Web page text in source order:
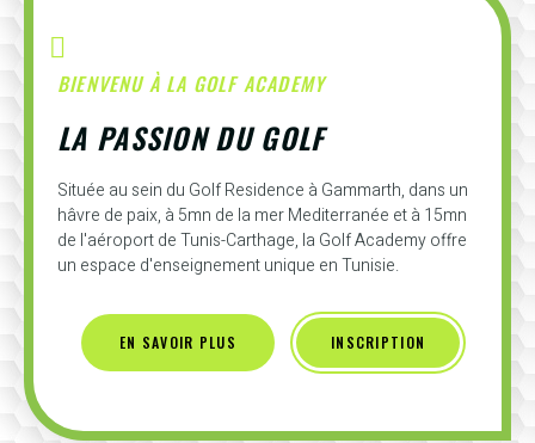
BIENVENU À LA GOLF ACADEMY
LA PASSION DU GOLF
Située au sein du Golf Residence à Gammarth, dans un
hâvre de paix, à 5mn de la mer Mediterranée et à 15mn
de l'aéroport de Tunis-Carthage, la Golf Academy offre
un espace d'enseignement unique en Tunisie.
EN SAVOIR PLUS INSCRIPTION